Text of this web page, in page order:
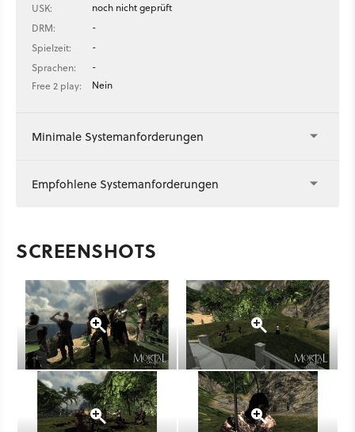
USK:
noch nicht geprüft
DRM:
-
Spielzeit:
-
Sprachen:
-
Free 2 play:
Nein
Minimale Systemanforderungen
Empfohlene Systemanforderungen
SCREENSHOTS